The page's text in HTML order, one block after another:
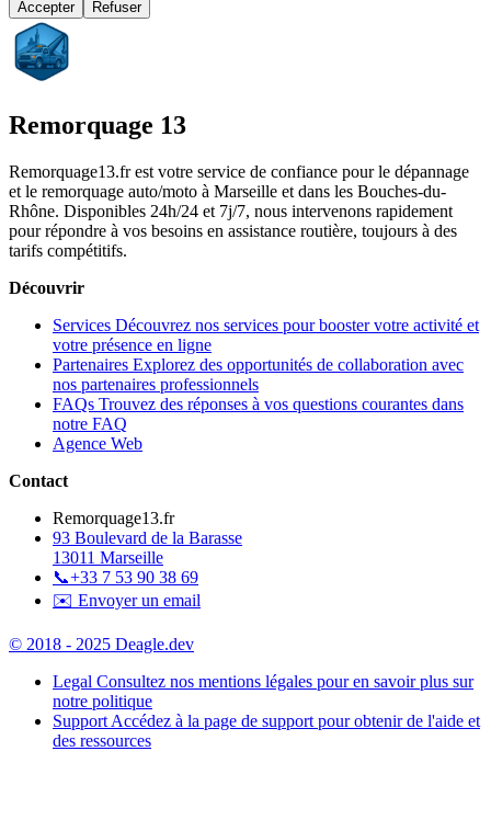
Accepter Refuser
Remorquage 13
Remorquage13.fr est votre service de confiance pour le dépannage
et le remorquage auto/moto à Marseille et dans les Bouches-du-
Rhône. Disponibles 24h/24 et 7j/7, nous intervenons rapidement
pour répondre à vos besoins en assistance routière, toujours à des
tarifs compétitifs.
Découvrir
Services Découvrez nos services pour booster votre activité et
votre présence en ligne
Partenaires Explorez des opportunités de collaboration avec
nos partenaires professionnels
FAQs Trouvez des réponses à vos questions courantes dans
notre FAQ
Agence Web
Contact
Remorquage13.fr
93 Boulevard de la Barasse
13011 Marseille
📞+33 7 53 90 38 69
✉️ Envoyer un email
© 2018 - 2025 Deagle.dev
Legal Consultez nos mentions légales pour en savoir plus sur
notre politique
Support Accédez à la page de support pour obtenir de l'aide et
des ressources